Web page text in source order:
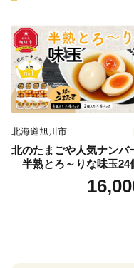
北海道旭川市
北のたまごや人気ナンバ
半熟とろ～りな味玉24